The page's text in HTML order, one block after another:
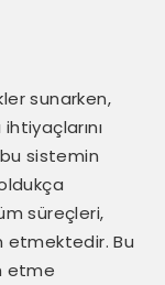
sunarken,
sistemin
süreçleri,
etmektedir. Bu
etme